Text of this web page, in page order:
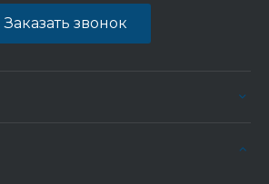
Заказать звонок